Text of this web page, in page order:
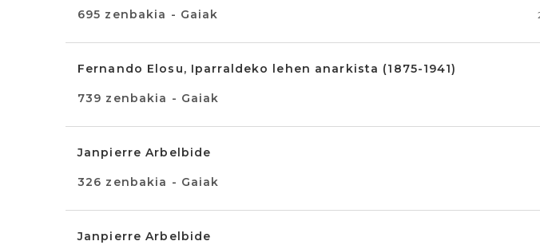
695 zenbakia - Gaiak
Fernando Elosu, Iparraldeko lehen anarkista (1875-1941)
739 zenbakia - Gaiak
Janpierre Arbelbide
326 zenbakia - Gaiak
Janpierre Arbelbide